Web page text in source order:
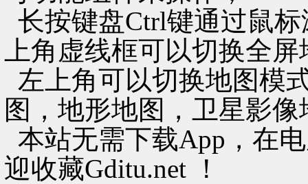
长按键盘Ctrl键通过鼠
上角虚线框可以切换全
左上角可以切换地图模
图，地形地图，卫星影像
本站无需下载App，在
迎收藏Gditu.net ！